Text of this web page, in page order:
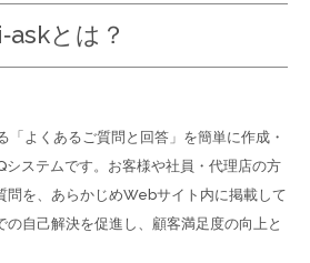
i-askとは？
「よくあるご質問と回答」を簡単に作成・
システムです。お客様や社員・代理店の方
問を、あらかじめWebサイト内に掲載して
の自己解決を促進し、顧客満足度の向上と